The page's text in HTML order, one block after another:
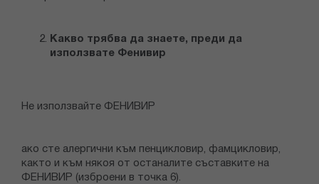
Какво трябва да знаете, преди да
използвате Фенивир
Не използвайте ФЕНИВИР
ако сте алергични към пенцикловир, фамцикловир,
както и към някоя от останалите съставките на
ФЕНИВИР (изброени в точка 6).